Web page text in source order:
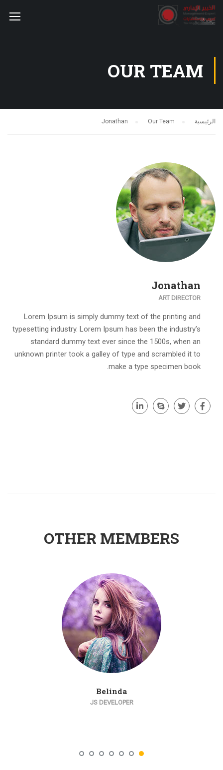
OUR TEAM
الرئيسية Our Team
Jonathan
Jonathan
ART DIRECTOR
Lorem Ipsum is simply dummy text of the printing and
typesetting industry. Lorem Ipsum has been the industry’s
standard dummy text ever since the 1500s, when an
unknown printer took a galley of type and scrambled it to
make a type specimen book.
OTHER MEMBERS
Belinda
JS DEVELOPER